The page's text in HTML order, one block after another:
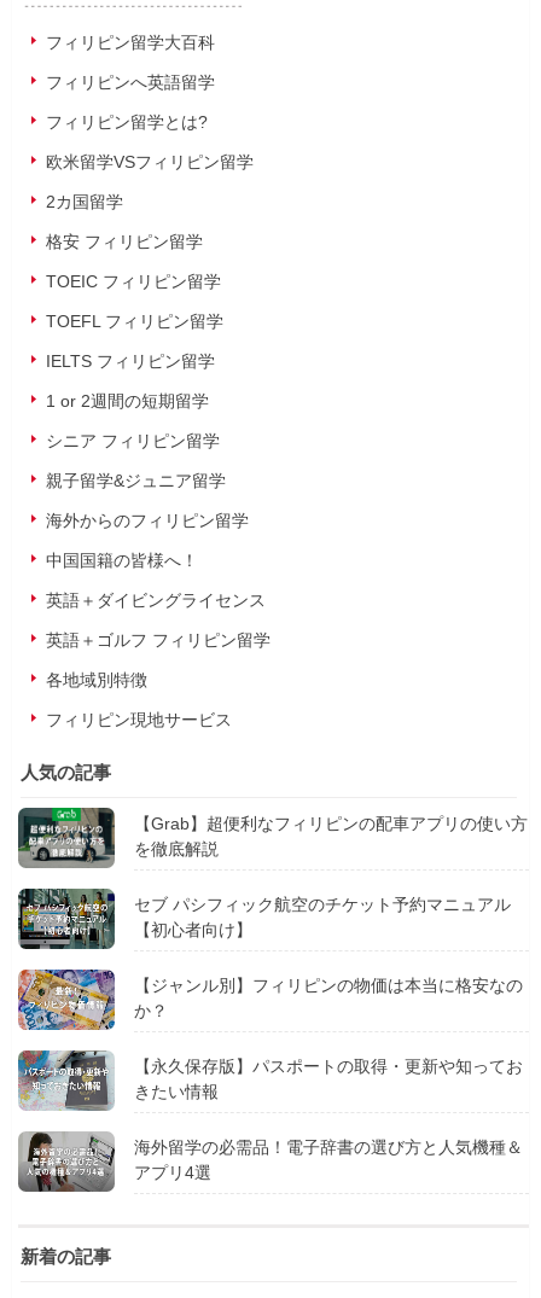
フィリピン留学大百科
フィリピンへ英語留学
フィリピン留学とは?
欧米留学VSフィリピン留学
2カ国留学
格安 フィリピン留学
TOEIC フィリピン留学
TOEFL フィリピン留学
IELTS フィリピン留学
1 or 2週間の短期留学
シニア フィリピン留学
親子留学&ジュニア留学
海外からのフィリピン留学
中国国籍の皆様へ！
英語＋ダイビングライセンス
英語＋ゴルフ フィリピン留学
各地域別特徴
フィリピン現地サービス
人気の記事
【Grab】超便利なフィリピンの配車アプリの使い方
を徹底解説
セブ パシフィック航空のチケット予約マニュアル
【初心者向け】
【ジャンル別】フィリピンの物価は本当に格安なの
か？
【永久保存版】パスポートの取得・更新や知ってお
きたい情報
海外留学の必需品！電子辞書の選び方と人気機種＆
アプリ4選
新着の記事